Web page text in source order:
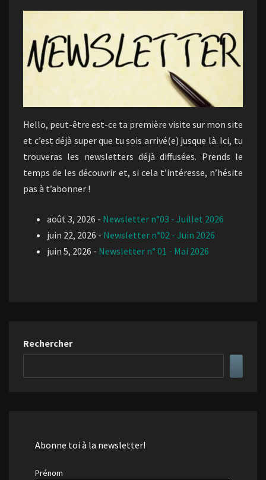
Hello, peut-être est-ce ta première visite sur mon site
et c’est déjà super que tu sois arrivé(e) jusque là. Ici, tu
trouveras les newsletters déjà diffusées. Prends le
temps de les découvrir et, si cela t’intéresse, n’hésite
pas à t’abonner !
août 3, 2026 - Newsletter n°03 - Juillet 2026
juin 22, 2026 - Newsletter n°02 - Juin 2026
juin 5, 2026 - Newsletter n° 01 - Mai 2026
Rechercher
Abonne toi à la newsletter!
Prénom